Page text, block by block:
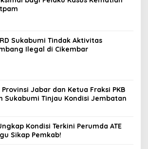
Sukabumi Tindak Aktivitas
Ilegal di Cikembar
Jabar dan Ketua Fraksi PKB
Sukabumi Tinjau Kondisi Jembatan
Kondisi Terkini Perumda ATE
Sikap Pemkab!